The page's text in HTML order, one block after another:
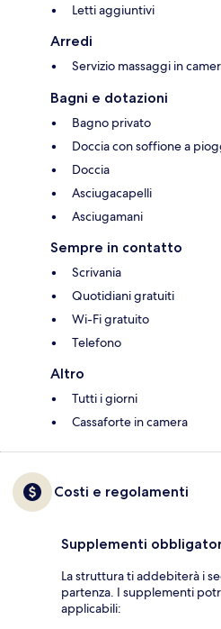
Letti aggiuntivi
Arredi
Servizio massaggi in
Bagni e dotazioni
Bagno privato
Doccia con soffione a
Doccia
Asciugacapelli
Asciugamani
Sempre in contatto
Scrivania
Quotidiani gratuiti
Wi-Fi gratuito
Telefono
Altro
Tutti i giorni
Cassaforte in camera
Costi e regolamenti
Supplementi
La struttura ti addebiterà i
partenza. I supplementi
applicabili: